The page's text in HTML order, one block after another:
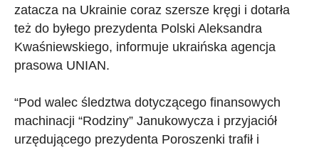
zatacza na Ukrainie coraz szersze kręgi i dotarła
też do byłego prezydenta Polski Aleksandra
Kwaśniewskiego, informuje ukraińska agencja
prasowa UNIAN.
“Pod walec śledztwa dotyczącego finansowych
machinacji “Rodziny” Janukowycza i przyjaciół
urzędującego prezydenta Poroszenki trafił i